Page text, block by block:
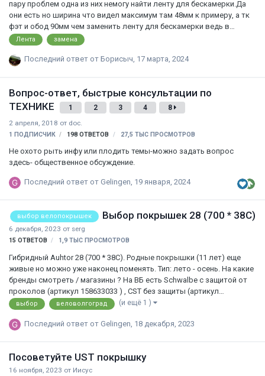
пару проблем одна из них немогу найти ленту для бескамерки.Да
они есть но ширина что видел максимум там 48мм к примеру, а тк
фэт и обод 90мм чем заменить ленту для бескамерки ведь в
нахлыст её делать нельзя. Ну как понимаю.
Последний ответ от Борисыч, 17 марта, 2024
Лента замена
Вопрос-ответ, быстрые консультации по
ТЕХНИКЕ
1 2 3 4
8
2 апреля, 2018 от doc.
1 ПОДПИСЧИК 198 ОТВЕТОВ 27,5 ТЫС ПРОСМОТРОВ
Не охото рыть инфу или плодить темы-можно задать вопрос
здесь- общественное обсуждение.
Последний ответ от Gelingen 19 января, 2024
выбор велопокрышек Выбор покрышек 28 (700 * 38С)
6 декабря, 2023 от serg
15 ОТВЕТОВ 1,9 ТЫС ПРОСМОТРОВ
Гибридный Auhtor 28 (700 * 38С). Родные покрышки (11 лет) еще
живые но можно уже наконец поменять. Тип: лето - осень. На какие
бренды смотреть / магазины ? На ВБ есть Schwalbe с защитой от
проколов (артикул 158633033 ) , CST без защиты (артикул
171245991) . Ваш любой другой вариант ?
Последний ответ от Gelingen 18 декабря, 2023
выбор веловолгоград (и ещё 1 )
Посоветуйте UST покрышку
16 ноября, 2023 от Иисус